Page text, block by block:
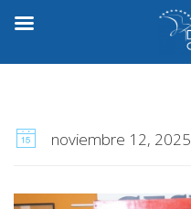
noviembre 12, 2025